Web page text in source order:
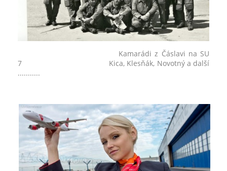
Kamarádi z Čáslavi na SU
7 Kica, Klesňák, Novotný a další
...........